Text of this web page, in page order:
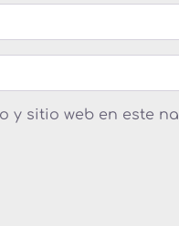
y sitio web en este